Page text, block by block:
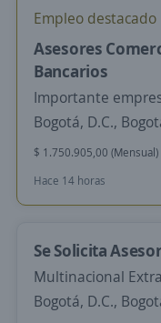
Empleo destacado
Asesores
Bancarios
Importante
Bogotá, D.C.,
$ 1.750.905,00 (Mensual)
Hace 14 horas
Se Solicita
Multinacional
Bogotá, D.C.,